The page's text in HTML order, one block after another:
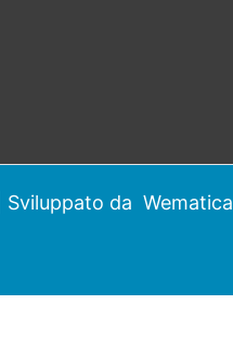
| Sviluppato da Wematica